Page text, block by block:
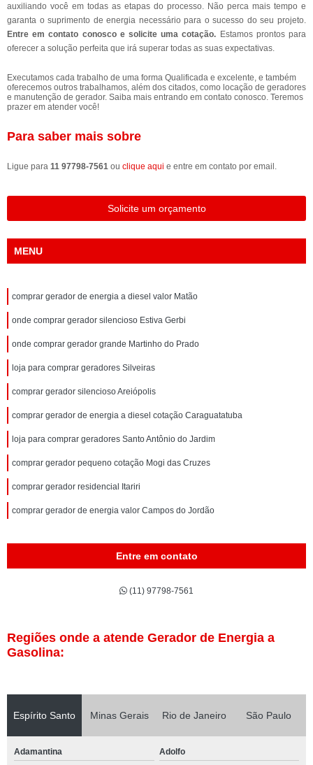
auxiliando você em todas as etapas do processo. Não perca mais tempo e
garanta o suprimento de energia necessário para o sucesso do seu projeto.
Entre em contato conosco e solicite uma cotação. Estamos prontos para
oferecer a solução perfeita que irá superar todas as suas expectativas.
Executamos cada trabalho de uma forma Qualificada e excelente, e também
oferecemos outros trabalhamos, além dos citados, como locação de geradores
e manutenção de gerador. Saiba mais entrando em contato conosco. Teremos
prazer em atender você!
Para saber mais sobre
Ligue para 11 97798-7561 ou clique aqui e entre em contato por email.
Solicite um orçamento
MENU
comprar gerador de energia a diesel valor Matão
onde comprar gerador silencioso Estiva Gerbi
onde comprar gerador grande Martinho do Prado
loja para comprar geradores Silveiras
comprar gerador silencioso Areiópolis
comprar gerador de energia a diesel cotação Caraguatatuba
loja para comprar geradores Santo Antônio do Jardim
comprar gerador pequeno cotação Mogi das Cruzes
comprar gerador residencial Itariri
comprar gerador de energia valor Campos do Jordão
Entre em contato
(11) 97798-7561
Regiões onde a atende Gerador de Energia a
Gasolina:
Espírito Santo Minas Gerais Rio de Janeiro São Paulo
Adamantina Adolfo